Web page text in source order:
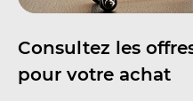
Consultez les
pour votre achat